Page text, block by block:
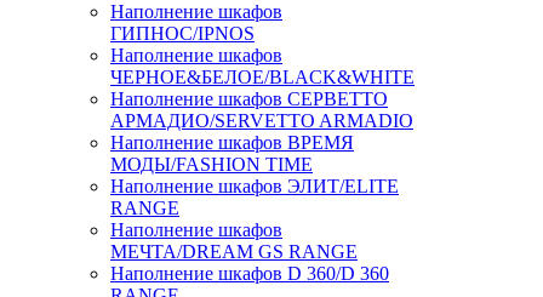
Наполнение шкафов
ГИПНОС/IPNOS
Наполнение шкафов
ЧЕРНОЕ&БЕЛОЕ/BLACK&WHITE
Наполнение шкафов СЕРВЕТТО
АРМАДИО/SERVETTO ARMADIO
Наполнение шкафов ВРЕМЯ
МОДЫ/FASHION TIME
Наполнение шкафов ЭЛИТ/ELITE
RANGE
Наполнение шкафов
МЕЧТА/DREAM GS RANGE
Наполнение шкафов D 360/D 360